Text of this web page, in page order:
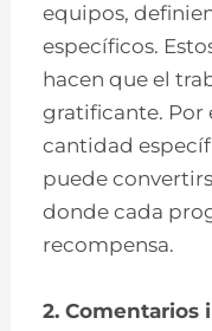
equipos,
específicos.
hacen que el
gratificante. Por
cantidad
puede
donde cada
recompensa.
2. Comentarios